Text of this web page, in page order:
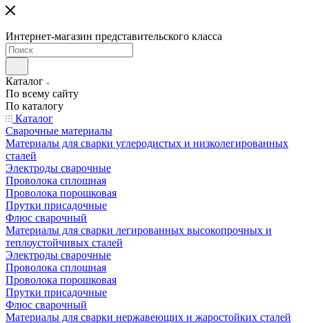
Интернет-магазин представительского класса
Каталог
По всему сайту
По каталогу
Каталог
Сварочные материалы
Материалы для сварки углеродистых и низколегированных
сталей
Электроды сварочные
Проволока сплошная
Проволока порошковая
Прутки присадочные
Флюс сварочный
Материалы для сварки легированных высокопрочных и
теплоустойчивых сталей
Электроды сварочные
Проволока сплошная
Проволока порошковая
Прутки присадочные
Флюс сварочный
Материалы для сварки нержавеющих и жаростойких сталей